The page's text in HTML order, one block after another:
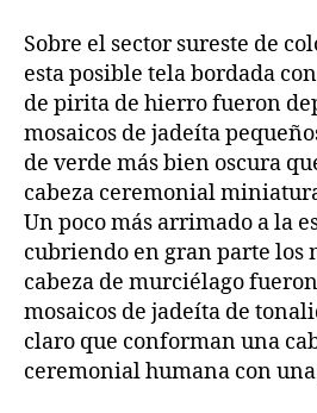
Sobre el sector sureste de
esta posible tela bordada
de pirita de hierro fueron
mosaicos de jadeíta
de verde más bien oscura
cabeza ceremonial
Un poco más arrimado a la
cubriendo en gran parte los
cabeza de murciélago
mosaicos de jadeíta de
claro que conforman una
ceremonial humana con